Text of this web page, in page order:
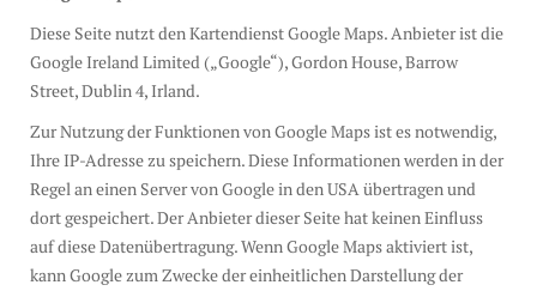
Diese Seite nutzt den Kartendienst Google Maps. Anbieter ist die
Google Ireland Limited („Google“), Gordon House, Barrow
Street, Dublin 4, Irland.
Zur Nutzung der Funktionen von Google Maps ist es notwendig,
Ihre IP-Adresse zu speichern. Diese Informationen werden in der
Regel an einen Server von Google in den USA übertragen und
dort gespeichert. Der Anbieter dieser Seite hat keinen Einfluss
auf diese Datenübertragung. Wenn Google Maps aktiviert ist,
kann Google zum Zwecke der einheitlichen Darstellung der